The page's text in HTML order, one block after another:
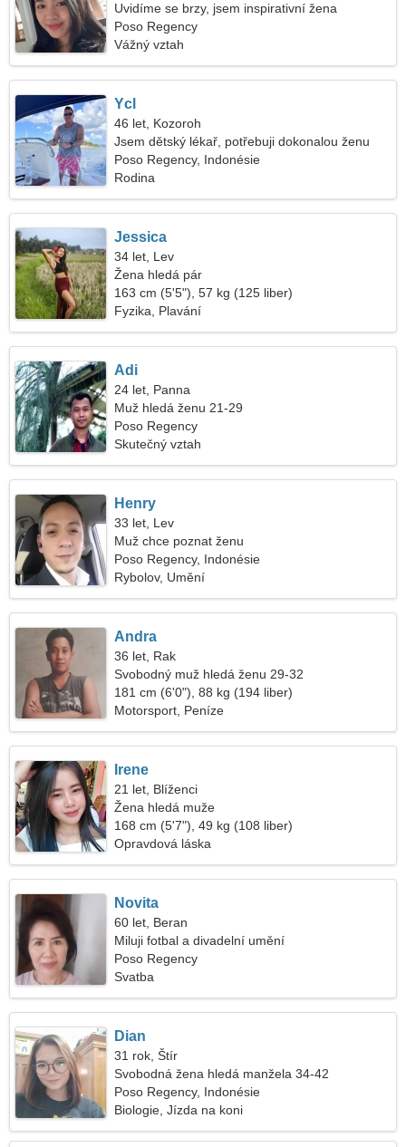
Uvidíme se brzy, jsem inspirativní žena
Poso Regency
Vážný vztah
Ycl
46 let, Kozoroh
Jsem dětský lékař, potřebuji dokonalou ženu
Poso Regency, Indonésie
Rodina
Jessica
34 let, Lev
Žena hledá pár
163 cm (5'5"), 57 kg (125 liber)
Fyzika, Plavání
Adi
24 let, Panna
Muž hledá ženu 21-29
Poso Regency
Skutečný vztah
Henry
33 let, Lev
Muž chce poznat ženu
Poso Regency, Indonésie
Rybolov, Umění
Andra
36 let, Rak
Svobodný muž hledá ženu 29-32
181 cm (6'0"), 88 kg (194 liber)
Motorsport, Peníze
Irene
21 let, Blíženci
Žena hledá muže
168 cm (5'7"), 49 kg (108 liber)
Opravdová láska
Novita
60 let, Beran
Miluji fotbal a divadelní umění
Poso Regency
Svatba
Dian
31 rok, Štír
Svobodná žena hledá manžela 34-42
Poso Regency, Indonésie
Biologie, Jízda na koni